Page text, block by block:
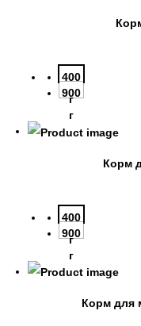
400
г
900
г
Корм
400
г
900
г
Корм для